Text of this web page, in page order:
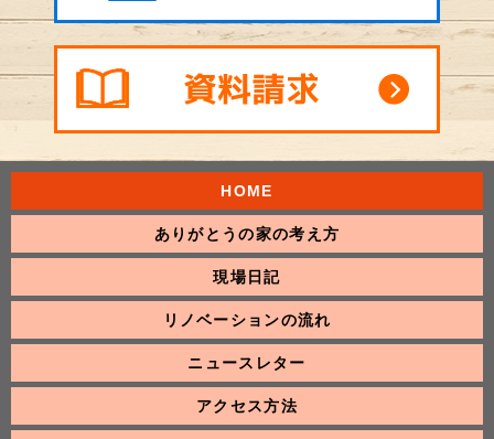
HOME
ありがとうの家の考え方
現場日記
リノベーションの流れ
ニュースレター
アクセス方法